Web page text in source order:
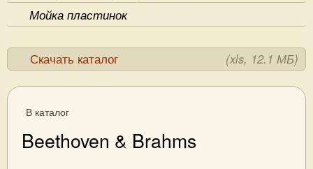
Мойка пластинок
Скачать каталог (xls, 12.1 МБ)
В каталог
Beethoven & Brahms